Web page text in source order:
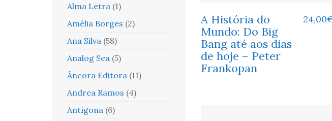
A História do
Mundo: Do Big
Bang até aos dias
de hoje – Peter
Frankopan
24,00
Alma Letra (1)
Amélia Borges (2)
Ana Silva (58)
Analog Sea (5)
Âncora Editora (11)
Andrea Ramos (4)
Antígona (6)